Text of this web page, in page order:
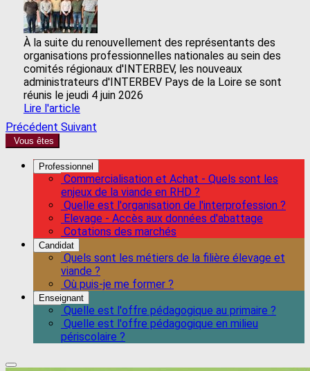
À la suite du renouvellement des représentants des
organisations professionnelles nationales au sein des
comités régionaux d'INTERBEV, les nouveaux
administrateurs d'INTERBEV Pays de la Loire se sont
réunis le jeudi 4 juin 2026
Lire l'article
Précédent Suivant
Vous êtes
Professionnel
Commercialisation et Achat - Quels sont les
enjeux de la viande en RHD ?
Quelle est l'organisation de l'interprofession ?
Elevage - Accès aux données d'abattage
Cotations des marchés
Candidat
Quels sont les métiers de la filière élevage et
viande ?
Où puis-je me former ?
Enseignant
Quelle est l'offre pédagogique au primaire ?
Quelle est l'offre pédagogique en milieu
périscolaire ?